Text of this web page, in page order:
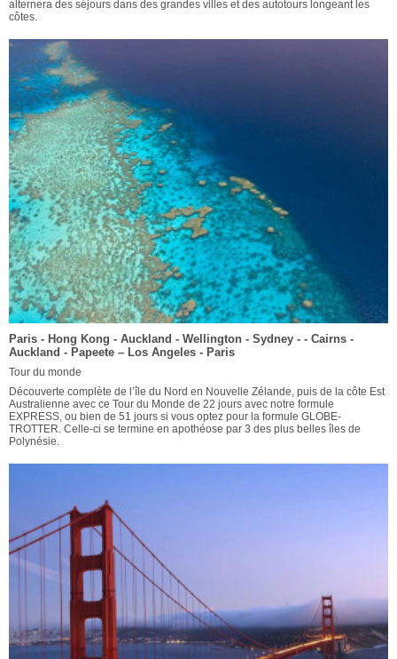
alternera des séjours dans des grandes villes et des autotours longeant les
côtes.
Paris - Hong Kong - Auckland - Wellington - Sydney - - Cairns -
Auckland - Papeete – Los Angeles - Paris
Tour du monde
Découverte complète de l’île du Nord en Nouvelle Zélande, puis de la côte Est
Australienne avec ce Tour du Monde de 22 jours avec notre formule
EXPRESS, ou bien de 51 jours si vous optez pour la formule GLOBE-
TROTTER. Celle-ci se termine en apothéose par 3 des plus belles îles de
Polynésie.